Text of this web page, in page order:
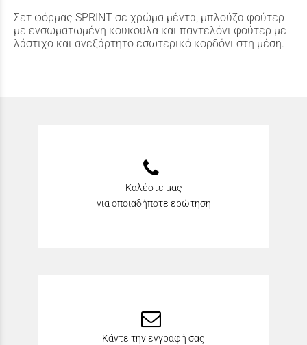
Σετ φόρμας SPRINT σε χρώμα μέντα, μπλούζα φούτερ
με ενσωματωμένη κουκούλα και παντελόνι φούτερ με
λάστιχο και ανεξάρτητο εσωτερικό κορδόνι στη μέση.
Καλέστε μας
για οποιαδήποτε ερώτηση
Κάντε την εγγραφή σας